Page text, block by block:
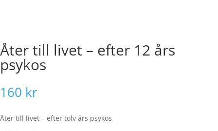
Åter till livet – efter 12 års
psykos
160 kr
Åter till livet – efter tolv års psykos